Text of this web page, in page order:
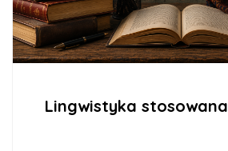
Lingwistyka stosowana